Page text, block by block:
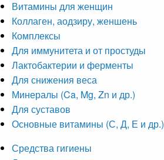
Витамины для женщин
Коллаген, аодзиру, женшень
Комплексы
Для иммунитета и от простуды
Лактобактерии и ферменты
Для снижения веса
Минералы (Ca, Mg, Zn и др.)
Для суставов
Основные витамины (С, Д, Е и др.)
Средства гигиены